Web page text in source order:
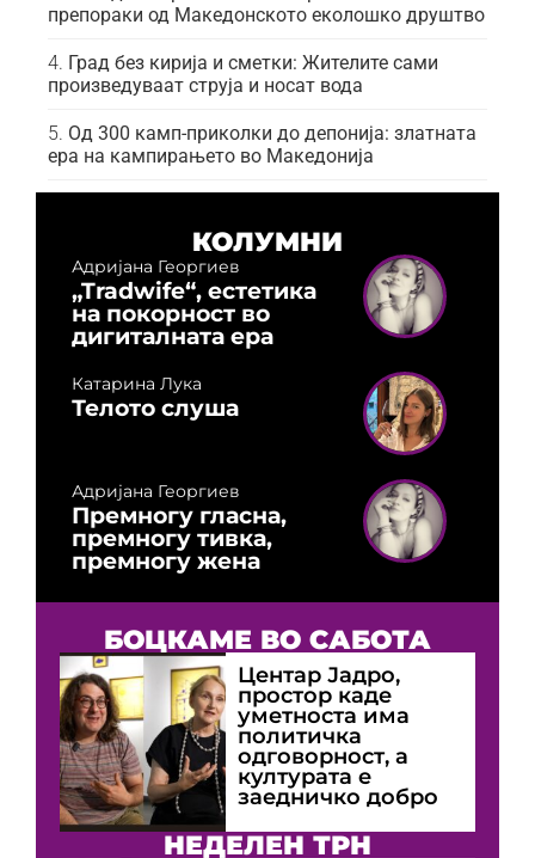
препораки од Македонското еколошко друштво
Град без кирија и сметки: Жителите сами
произведуваат струја и носат вода
Од 300 камп-приколки до депонија: златната
ера на кампирањето во Македонија
КОЛУМНИ
Адријана Георгиев
„Tradwife“, естетика
на покорност во
дигиталната ера
Катарина Лука
Телото слуша
Адријана Георгиев
Премногу гласна,
премногу тивка,
премногу жена
БОЦКАМЕ ВО САБОТА
Центар Јадро,
простор каде
уметноста има
политичка
одговорност, а
културата е
заедничко добро
НЕДЕЛЕН ТРН